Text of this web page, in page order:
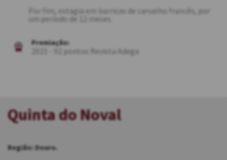
Por fim, estagia em barricas de carvalho francês, por
um período de 12 meses.
Premiação:
2021 - 92 pontos Revista Adega
Quinta do Noval
Região: Douro.